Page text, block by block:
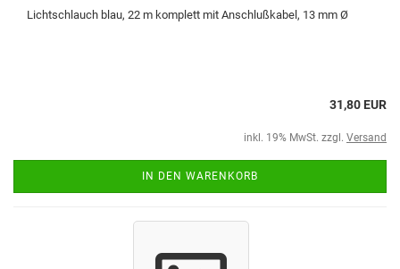
Lichtschlauch blau, 22 m komplett mit Anschlußkabel, 13 mm Ø
31,80 EUR
inkl. 19% MwSt. zzgl. Versand
IN DEN WARENKORB